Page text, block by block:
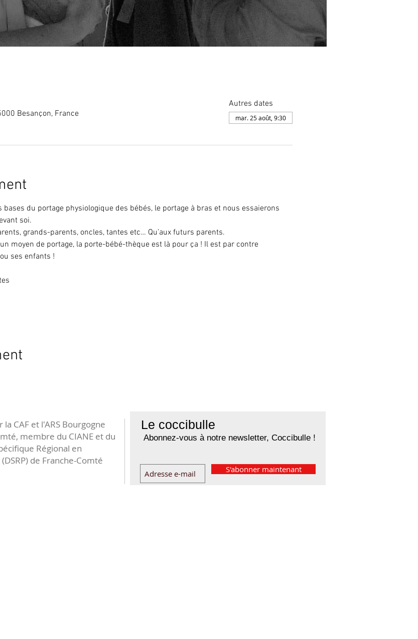
Besançon, France
Autres dates
mar. 25 août, 9:30
du portage physiologique des bébés, le portage à bras et nous essaierons
soi.
grands-parents, oncles, tantes etc… Qu’aux futurs parents.
moyen de portage, la porte-bébé-thèque est là pour ça ! Il est par contre
ses enfants !
Le coccibulle
Abonnez-vous à notre newsletter, Coccibulle !
S'abonner maintenant
la CAF et l'ARS Bourgogne
membre du CIANE et du
Régional en
de Franche-Comté